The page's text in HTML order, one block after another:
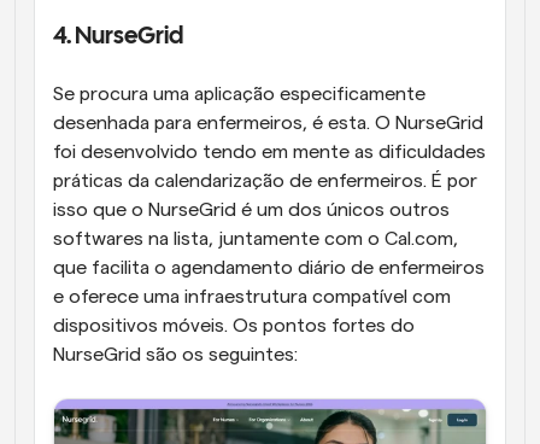
4. NurseGrid
Se procura uma aplicação especificamente
desenhada para enfermeiros, é esta. O NurseGrid
foi desenvolvido tendo em mente as dificuldades
práticas da calendarização de enfermeiros. É por
isso que o NurseGrid é um dos únicos outros
softwares na lista, juntamente com o Cal.com,
que facilita o agendamento diário de enfermeiros
e oferece uma infraestrutura compatível com
dispositivos móveis. Os pontos fortes do
NurseGrid são os seguintes: